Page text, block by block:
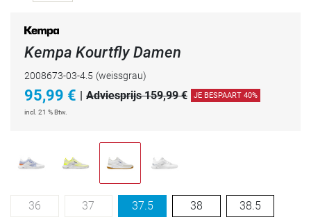
Kempa Kourtfly Damen
2008673-03-4.5 (weissgrau)
95,99 € | Adviesprijs 159,99 € JE BESPAART 40%
incl. 21 % Btw.
36 37 37.5 38 38.5